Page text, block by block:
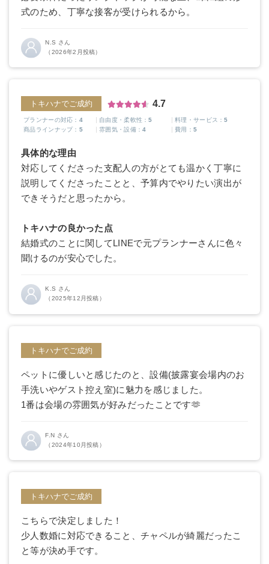
式のため、丁寧な接客が受けられるから。
N.S さん
（2026年2月投稿）
トキハナでご成約 4.7
プランナーの対応： 4 自由度・柔軟性：5 料理・サービス：5
商品ラインナップ： 5 雰囲気・設備：4 費用： 5
具体的な理由
対応してくださった支配人の方がとても温かく丁寧に
説明してくださったことと、予算内でやりたい演出が
できそうだと思ったから。
トキハナの良かった点
結婚式のことに関してLINEで元プランナーさんに色々
聞けるのが安心でした。
K.S さん
（2025年12月投稿）
トキハナでご成約
ペットに優しいと感じたのと、設備(披露宴会場内のお
手洗いやゲスト控え室)に魅力を感じました。
1番は会場の雰囲気が好みだったことです🫶
F.N さん
（2024年10月投稿）
トキハナでご成約
こちらで決定しました！
少人数婚に対応できること、チャペルが綺麗だったこ
と等が決め手です。